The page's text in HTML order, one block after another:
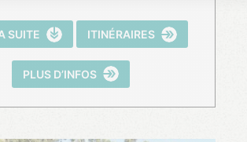
SUITE ITINÉRAIRES
PLUS D’INFOS